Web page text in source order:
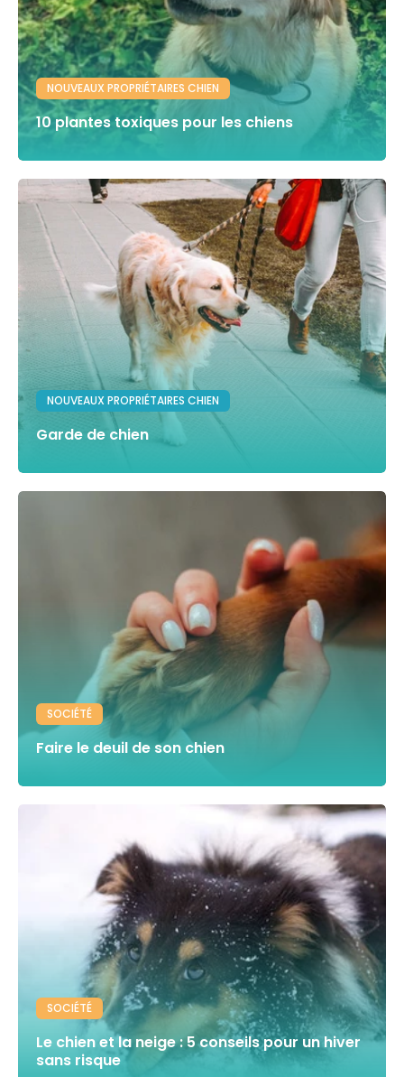
NOUVEAUX PROPRIÉTAIRES CHIEN
10 plantes toxiques pour les chiens
NOUVEAUX PROPRIÉTAIRES CHIEN
Garde de chien
SOCIÉTÉ
Faire le deuil de son chien
SOCIÉTÉ
Le chien et la neige : 5 conseils pour un hiver
sans risque